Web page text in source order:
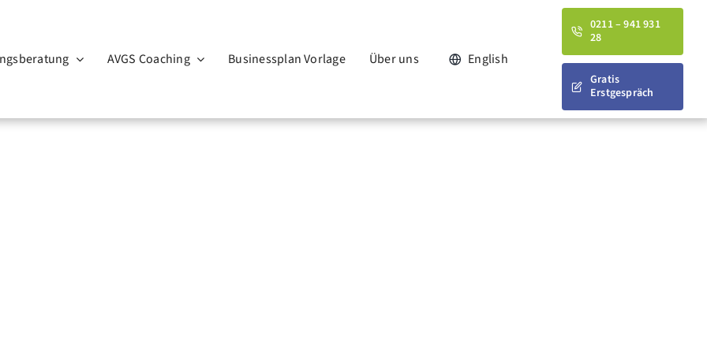
AVGS Coaching Businessplan Vorlage Über uns English
0211 – 941 931
28
Gratis
Erstgespräch